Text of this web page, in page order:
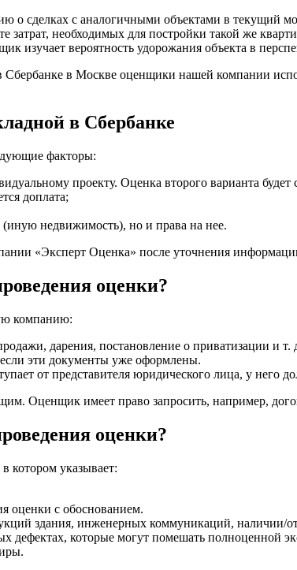
сделках с аналогичными объектами в текущий
затрат, необходимых для постройки такой же
изучает вероятность удорожания объекта в
Сбербанке в Москве оценщики нашей компании
в Сбербанке
факторы:
проекту. Оценка второго варианта будет
доплата;
(иную недвижимость), но и права на нее.
«Эксперт Оценка» после уточнения
оценки?
компанию:
дарения, постановление о приватизации и
эти документы уже оформлены.
от представителя юридического лица, у него
Оценщик имеет право запросить, например,
оценки?
котором указывает:
оценки с обоснованием.
здания, инженерных коммуникаций, наличии/
которые могут помешать полноценной